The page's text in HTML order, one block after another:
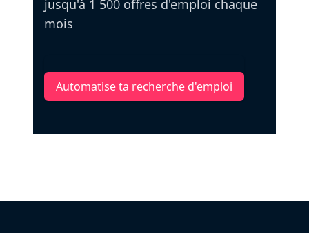
jusqu'à 1 500 offres d'emploi chaque
mois
Automatise ta recherche d'emploi